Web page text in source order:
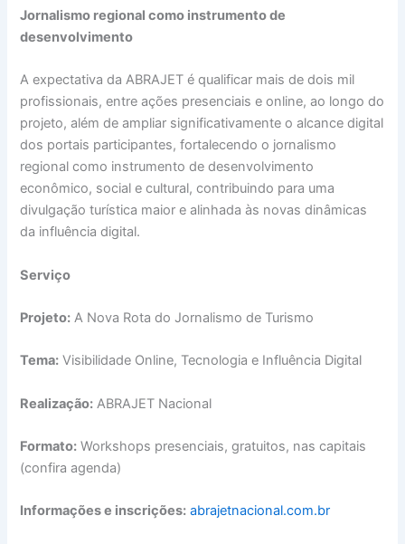
Jornalismo regional como instrumento de
desenvolvimento
A expectativa da ABRAJET é qualificar mais de dois mil
profissionais, entre ações presenciais e online, ao longo do
projeto, além de ampliar significativamente o alcance digital
dos portais participantes, fortalecendo o jornalismo
regional como instrumento de desenvolvimento
econômico, social e cultural, contribuindo para uma
divulgação turística maior e alinhada às novas dinâmicas
da influência digital.
Serviço
Projeto: A Nova Rota do Jornalismo de Turismo
Tema: Visibilidade Online, Tecnologia e Influência Digital
Realização: ABRAJET Nacional
Formato: Workshops presenciais, gratuitos, nas capitais
(confira agenda)
Informações e inscrições: abrajetnacional.com.br